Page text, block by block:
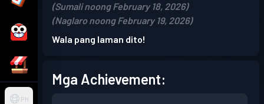
PH
(Sumali noong February 18, 2026)
(Naglaro noong February 19, 2026)
Wala pang laman dito!
Mga Achievement: